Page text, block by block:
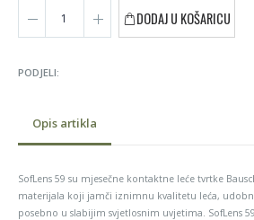
DODAJ U KOŠARICU
PODJELI:
Opis artikla
SofLens 59 su mjesečne kontaktne leće tvrtke
materijala koji jamči iznimnu kvalitetu leća,
posebno u slabijim svjetlosnim uvjetima. SofLens